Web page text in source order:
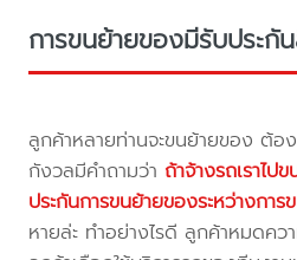
การขนย้ายของมีรับประกั
ลูกค้าหลายท่านจะขนย้ายของ ต้อง
กังวลมีคำถามว่า ถ้าจ้างรถเราไป
ประกันการขนย้ายของระหว่างการ
หายล่ะ ทำอย่างไรดี ลูกค้าหมดคว